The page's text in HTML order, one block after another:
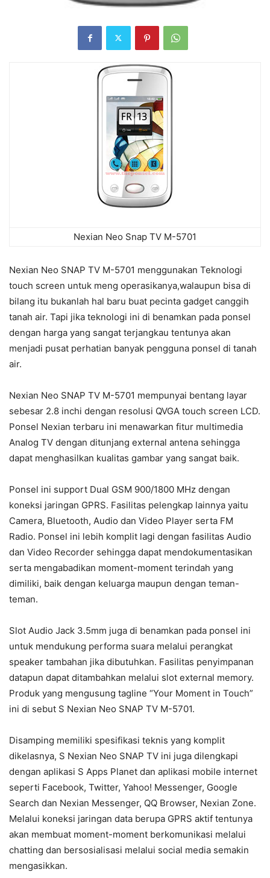
Nexian Neo Snap TV M-5701
Nexian Neo SNAP TV M-5701 menggunakan Teknologi
touch screen untuk meng operasikanya,walaupun bisa di
bilang itu bukanlah hal baru buat pecinta gadget canggih
tanah air. Tapi jika teknologi ini di benamkan pada ponsel
dengan harga yang sangat terjangkau tentunya akan
menjadi pusat perhatian banyak pengguna ponsel di tanah
air.
Nexian Neo SNAP TV M-5701 mempunyai bentang layar
sebesar 2.8 inchi dengan resolusi QVGA touch screen LCD.
Ponsel Nexian terbaru ini menawarkan fitur multimedia
Analog TV dengan ditunjang external antena sehingga
dapat menghasilkan kualitas gambar yang sangat baik.
Ponsel ini support Dual GSM 900/1800 MHz dengan
koneksi jaringan GPRS. Fasilitas pelengkap lainnya yaitu
Camera, Bluetooth, Audio dan Video Player serta FM
Radio. Ponsel ini lebih komplit lagi dengan fasilitas Audio
dan Video Recorder sehingga dapat mendokumentasikan
serta mengabadikan moment-moment terindah yang
dimiliki, baik dengan keluarga maupun dengan teman-
teman.
Slot Audio Jack 3.5mm juga di benamkan pada ponsel ini
untuk mendukung performa suara melalui perangkat
speaker tambahan jika dibutuhkan. Fasilitas penyimpanan
datapun dapat ditambahkan melalui slot external memory.
Produk yang mengusung tagline “Your Moment in Touch”
ini di sebut S Nexian Neo SNAP TV M-5701.
Disamping memiliki spesifikasi teknis yang komplit
dikelasnya, S Nexian Neo SNAP TV ini juga dilengkapi
dengan aplikasi S Apps Planet dan aplikasi mobile internet
seperti Facebook, Twitter, Yahoo! Messenger, Google
Search dan Nexian Messenger, QQ Browser, Nexian Zone.
Melalui koneksi jaringan data berupa GPRS aktif tentunya
akan membuat moment-moment berkomunikasi melalui
chatting dan bersosialisasi melalui social media semakin
mengasikkan.